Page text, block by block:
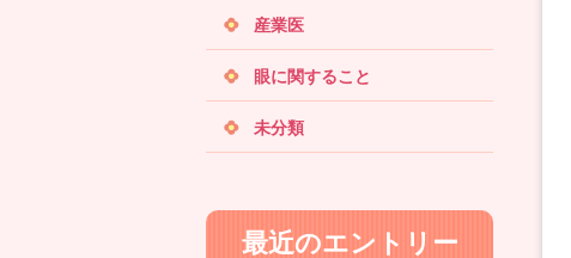
産業医
眼に関すること
未分類
最近のエントリー